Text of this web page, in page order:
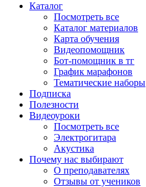
Каталог
Посмотреть все
Каталог материалов
Карта обучения
Видеопомощник
Бот-помощник в тг
График марафонов
Тематические наборы
Подписка
Полезности
Видеоуроки
Посмотреть все
Электрогитара
Акустика
Почему нас выбирают
О преподавателях
Отзывы от учеников